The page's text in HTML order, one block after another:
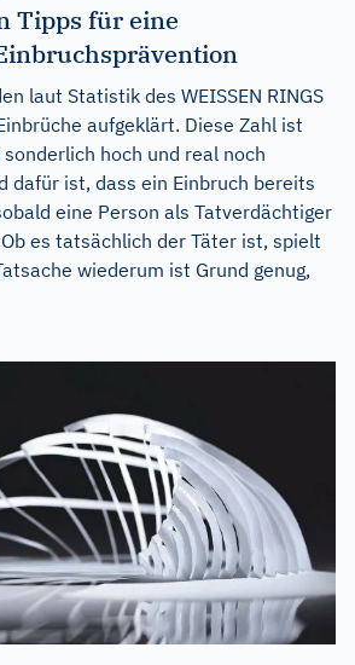
Tipps für eine
laut Statistik des WEISSEN RINGS
aufgeklärt. Diese Zahl ist
hoch und real noch
dafür ist, dass ein Einbruch bereits
eine Person als Tatverdächtiger
es tatsächlich der Täter ist, spielt
wiederum ist Grund genug,